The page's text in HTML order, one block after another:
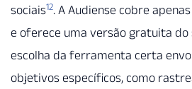
sociais12. A Audiense cobre
e oferece uma versão gratuita do
escolha da ferramenta certa
objetivos específicos, como